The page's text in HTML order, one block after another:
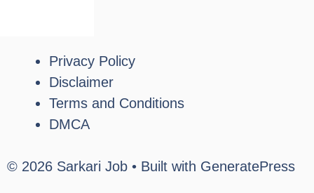
Privacy Policy
Disclaimer
Terms and Conditions
DMCA
© 2026 Sarkari Job • Built with GeneratePress